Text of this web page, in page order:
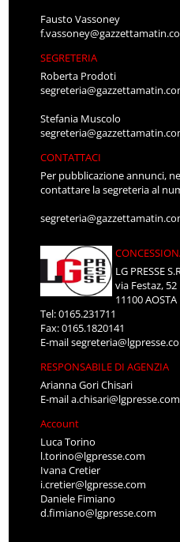
Fausto Vassoney
SEGRETERIA
Roberta Prodoti
Stefania Muscolo
CONTATTACI
Per pubblicazione annunci,
contattare la segreteria al
LG PRESSE
via Festaz, 52
11100 AOSTA
Tel: 0165.231711
Fax: 0165.1820141
E-mail
RESPONSABILE DI AGENZIA
Arianna Gori Chisari
E-maila.chisari@lgpresse.com
Account
Luca Torino
l.torino@lgpresse.com
Ivana Cretier
i.cretier@lgpresse.com
Daniele Fimiano
d.fimiano@lgpresse.com